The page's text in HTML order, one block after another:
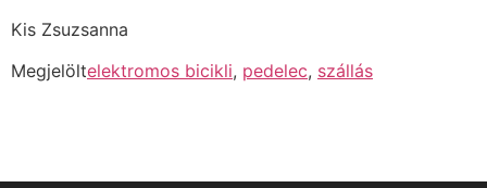
Kis Zsuzsanna
Megjelöltelektromos bicikli, pedelec, szállás